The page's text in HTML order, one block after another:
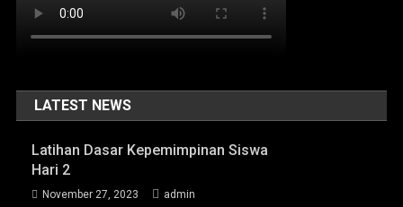
LATEST NEWS
Latihan Dasar Kepemimpinan Siswa
Hari 2
November 27, 2023 admin